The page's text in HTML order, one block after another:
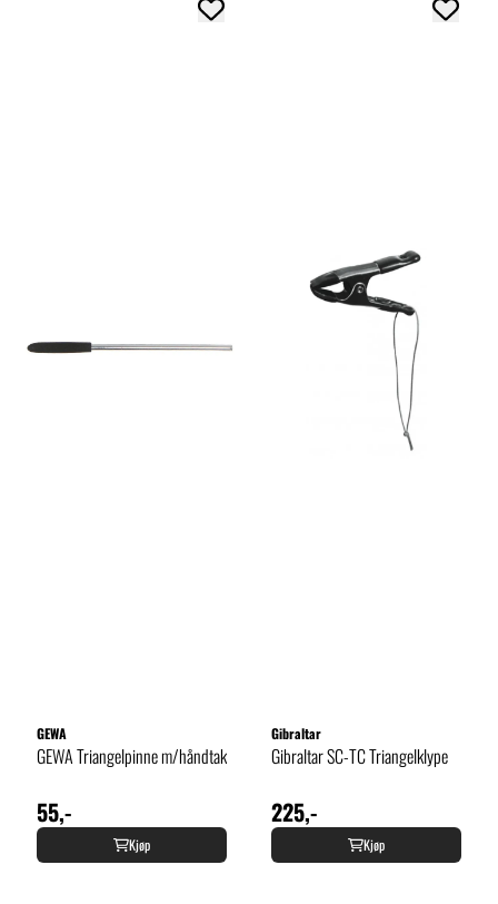
GEWA
GEWA Triangelpinne m/håndtak
55,-
Kjøp
Gibraltar
Gibraltar SC-TC Triangelklype
225,-
Kjøp